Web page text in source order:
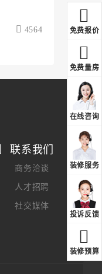
4564 免费报价
免费量房
在线咨询
装修服务
投诉反馈
装修预算
联系我们
商务洽谈
人才招聘
社交媒体